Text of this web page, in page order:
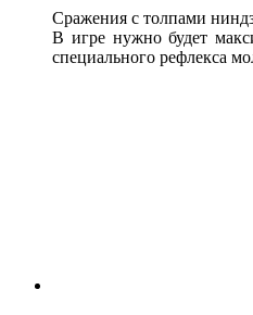
Сражения с толпами
В игре нужно будет
специального рефлекса